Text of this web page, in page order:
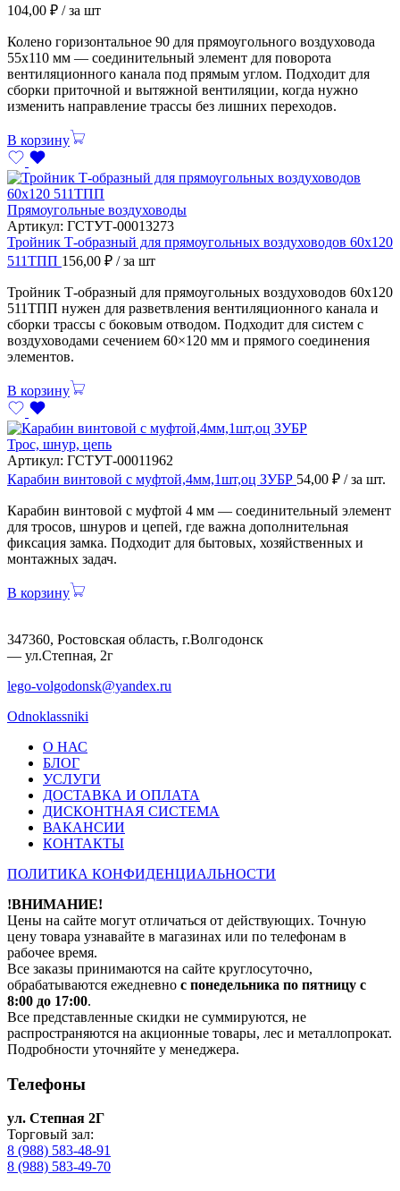
104,00 ₽ / за шт
Колено горизонтальное 90 для прямоугольного воздуховода
55х110 мм — соединительный элемент для поворота
вентиляционного канала под прямым углом. Подходит для
сборки приточной и вытяжной вентиляции, когда нужно
изменить направление трассы без лишних переходов.
В корзину
Прямоугольные воздуховоды
Артикул: ГСТУТ-00013273
Тройник Т-образный для прямоугольных воздуховодов 60х120
511ТПП 156,00 ₽ / за шт
Тройник Т-образный для прямоугольных воздуховодов 60х120
511ТПП нужен для разветвления вентиляционного канала и
сборки трассы с боковым отводом. Подходит для систем с
воздуховодами сечением 60×120 мм и прямого соединения
элементов.
В корзину
Трос, шнур, цепь
Артикул: ГСТУТ-00011962
Карабин винтовой с муфтой,4мм,1шт,оц ЗУБР 54,00 ₽ / за шт.
Карабин винтовой с муфтой 4 мм — соединительный элемент
для тросов, шнуров и цепей, где важна дополнительная
фиксация замка. Подходит для бытовых, хозяйственных и
монтажных задач.
В корзину
347360, Ростовская область, г.Волгодонск
— ул.Степная, 2г
lego-volgodonsk@yandex.ru
Odnoklassniki
О НАС
БЛОГ
УСЛУГИ
ДОСТАВКА И ОПЛАТА
ДИСКОНТНАЯ СИСТЕМА
ВАКАНСИИ
КОНТАКТЫ
ПОЛИТИКА КОНФИДЕНЦИАЛЬНОСТИ
!ВНИМАНИЕ!
Цены на сайте могут отличаться от действующих. Точную
цену товара узнавайте в магазинах или по телефонам в
рабочее время.
Все заказы принимаются на сайте круглосуточно,
обрабатываются ежедневно с понедельника по пятницу с
8:00 до 17:00.
Все представленные скидки не суммируются, не
распространяются на акционные товары, лес и металлопрокат.
Подробности уточняйте у менеджера.
Телефоны
ул. Степная 2Г
Торговый зал:
8 (988) 583-48-91
8 (988) 583-49-70